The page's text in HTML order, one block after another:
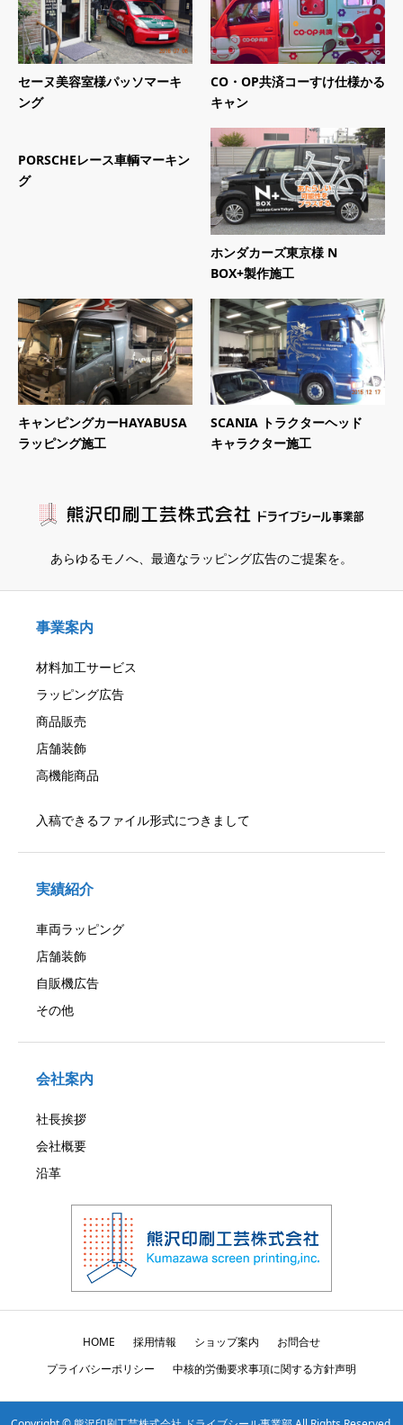
セーヌ美容室様パッソマーキ
ング
CO・OP共済コーすけ仕様かる
キャン
PORSCHEレース車輌マーキン
グ
ホンダカーズ東京様 N
BOX+製作施工
キャンピングカーHAYABUSA
ラッピング施工
SCANIA トラクターヘッド
キャラクター施工
あらゆるモノへ、 最適なラッピング広告のご提案を。
事業案内
材料加工サービス
ラッピング広告
商品販売
店舗装飾
高機能商品
入稿できるファイル形式につきまして
実績紹介
車両ラッピング
店舗装飾
自販機広告
その他
会社案内
社長挨拶
会社概要
沿革
HOME 採用情報 ショップ案内
お問合せ
プライバシーポリシー
中核的労働要求事項に関する方針声明